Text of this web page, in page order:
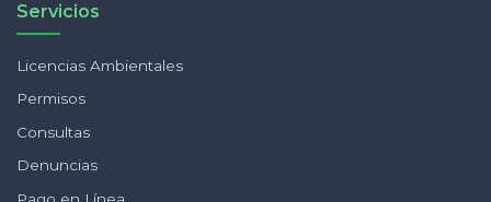
Servicios
Licencias Ambientales
Permisos
Consultas
Denuncias